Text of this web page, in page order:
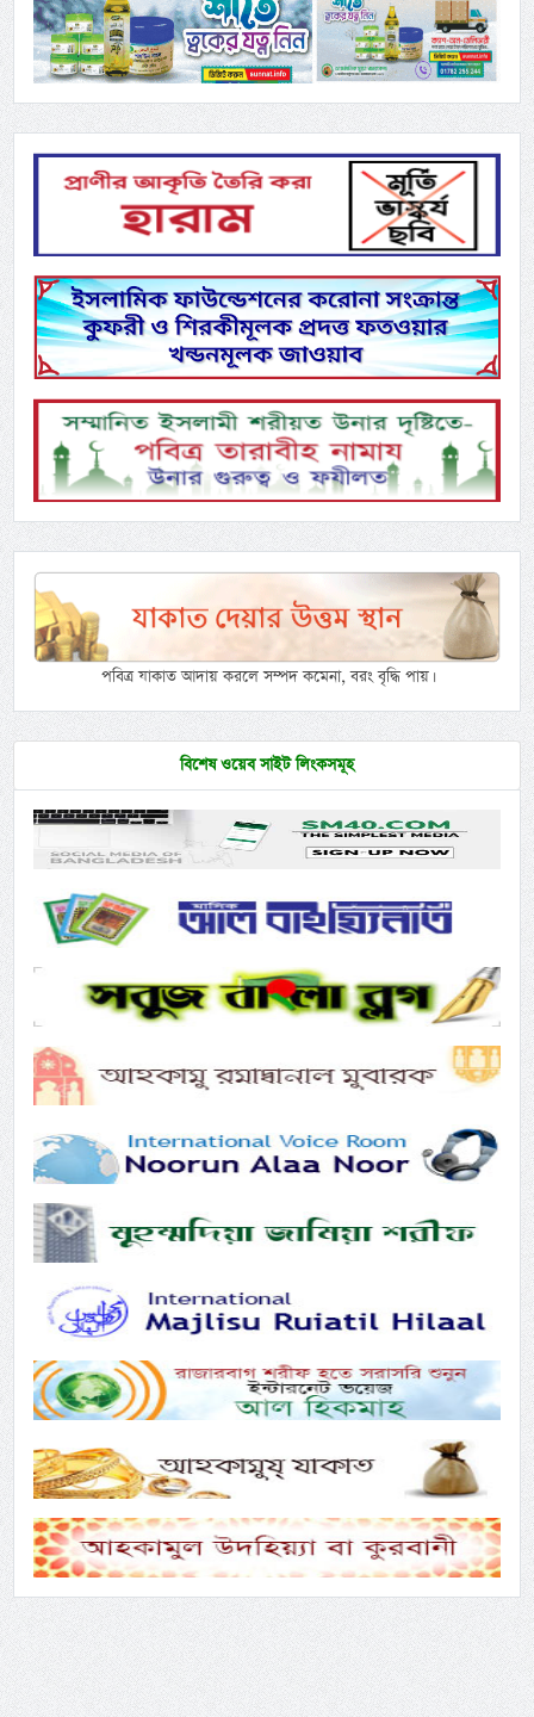
পবিত্র যাকাত আদায় করলে সম্পদ কমেনা, বরং বৃদ্ধি পায়।
বিশেষ ওয়েব সাইট লিংকসমূহ